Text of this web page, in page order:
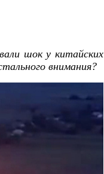
шок у китайских
внимания?